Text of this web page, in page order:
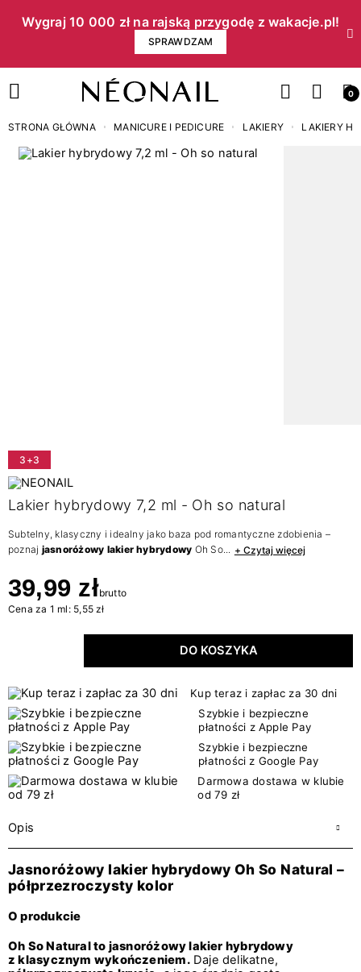
Wygraj 10 000 zł na rajską przygodę z wakacje.pl!​
SPRAWDZAM
0
STRONA GŁÓWNA MANICURE I PEDICURE LAKIERY LAKIERY
3+3
Lakier hybrydowy 7,2 ml - Oh so natural
Subtelny, klasyczny i idealny jako baza pod romantyczne zdobienia –
poznaj jasnoróżowy lakier hybrydowy Oh So... + Czytaj więcej
39,99 złbrutto
Cena za 1 ml: 5,55 zł
DO KOSZYKA
Kup teraz i zapłac za 30 dni
Szybkie i bezpieczne
płatności z Apple Pay
Szybkie i bezpieczne
płatności z Google Pay
Darmowa dostawa w klubie
od 79 zł
Opis
Jasnoróżowy lakier hybrydowy Oh So Natural –
półprzezroczysty kolor
O produkcie
Oh So Natural to jasnoróżowy lakier hybrydowy
z klasycznym wykończeniem.Daje delikatne,